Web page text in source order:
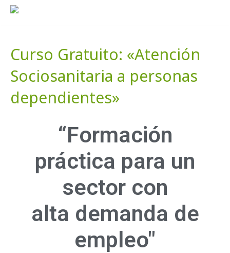
Curso Gratuito: «Atención
Sociosanitaria a personas
dependientes»
“Formación
práctica para un
sector con
alta demanda de
empleo"